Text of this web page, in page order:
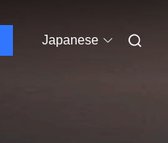
Japanese